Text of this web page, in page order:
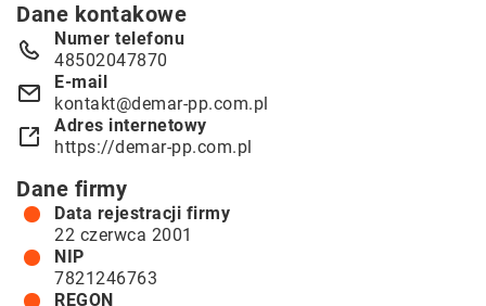
Dane kontakowe
Numer telefonu
48502047870
E-mail
kontakt@demar-pp.com.pl
Adres internetowy
https://demar-pp.com.pl
Dane firmy
Data rejestracji firmy
22 czerwca 2001
NIP
7821246763
REGON